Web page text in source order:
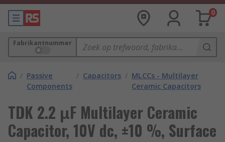
0
Fabrikantnummer
/ Passive
Components
/ Capacitors / MLCCs - Multilayer
Ceramic Capacitors
TDK 2.2 μF Multilayer Ceramic
Capacitor, 10V dc, ±10 %, Surface